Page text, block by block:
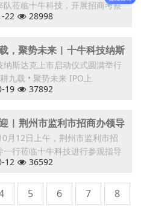
队莅临十牛科技，开展招商考察
22 28998
，聚势未来 | 十牛科技纳斯
启动盛典圆满成功
纳斯达克上市启动仪式圆满举行
九载 • 聚势未来 IPO上
19
37892
| 荆州市监利市招商办领导
我司参观指导
月12日上午，荆州市监利市招
一行莅临十牛科技进行参观指导
12
36592
5 6 7
8